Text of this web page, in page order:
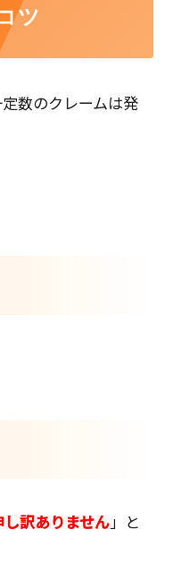
ツ
数のクレームは発
訳ありません」と